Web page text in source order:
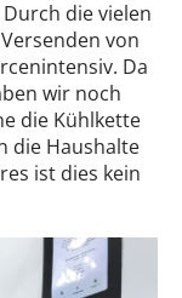
die vielen
von
Da
wir noch
die Kühlkette
die Haushalte
ist dies kein